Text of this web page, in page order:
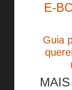
E-
Guia